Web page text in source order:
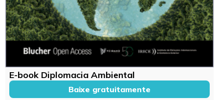
E-book Diplomacia Ambiental
Baixe gratuitamente